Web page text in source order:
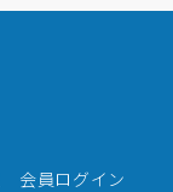
会員ログイン